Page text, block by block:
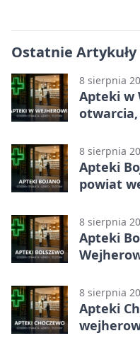
Ostatnie Artykuły
8 sierpnia
Apteki w
8 sierpnia
Apteki
powiat
8 sierpnia
Apteki
8 sierpnia
Apteki